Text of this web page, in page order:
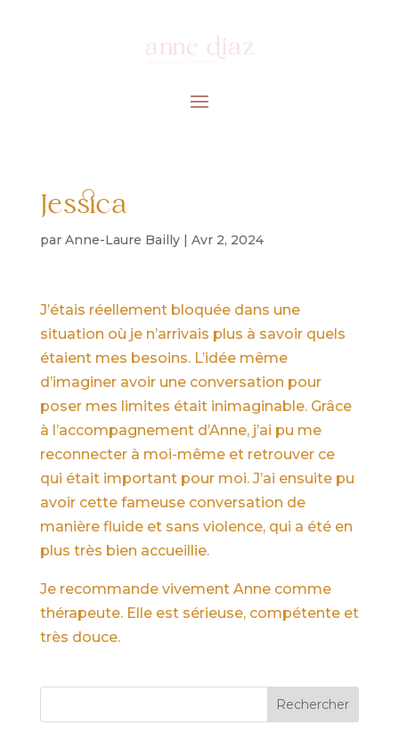
Jessica
par Anne-Laure Bailly| Avr 2, 2024
J’étais réellement bloquée dans une
situation où je n’arrivais plus à savoir quels
étaient mes besoins. L’idée même
d’imaginer avoir une conversation pour
poser mes limites était inimaginable. Grâce
à l’accompagnement d’Anne, j’ai pu me
reconnecter à moi-même et retrouver ce
qui était important pour moi. J’ai ensuite pu
avoir cette fameuse conversation de
manière fluide et sans violence, qui a été en
plus très bien accueillie.
Je recommande vivement Anne comme
thérapeute. Elle est sérieuse, compétente et
très douce.
Rechercher